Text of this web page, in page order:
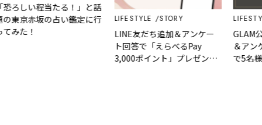
い程当たる！」と話
赤坂の占い鑑定に行
！
LIFESTYLE STORY
LINE友だち追加＆アンケー
ト回答で「えらべるPay
3,000ポイント」プレゼント
LIFESTYLE
GLAM公式
＆アンケー
で5名様に